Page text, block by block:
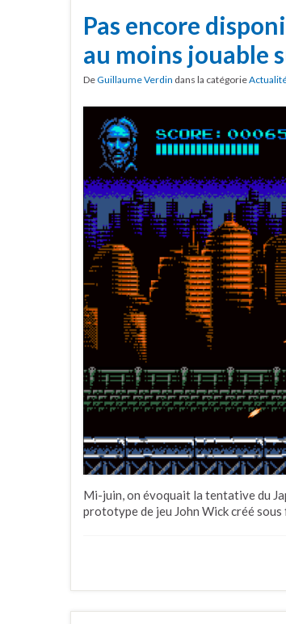
Pas encore
au moins jouable
DeGuillaume Verdin dans la catégorie
Mi-juin, on évoquait la tentative du
prototype de jeu John Wick créé